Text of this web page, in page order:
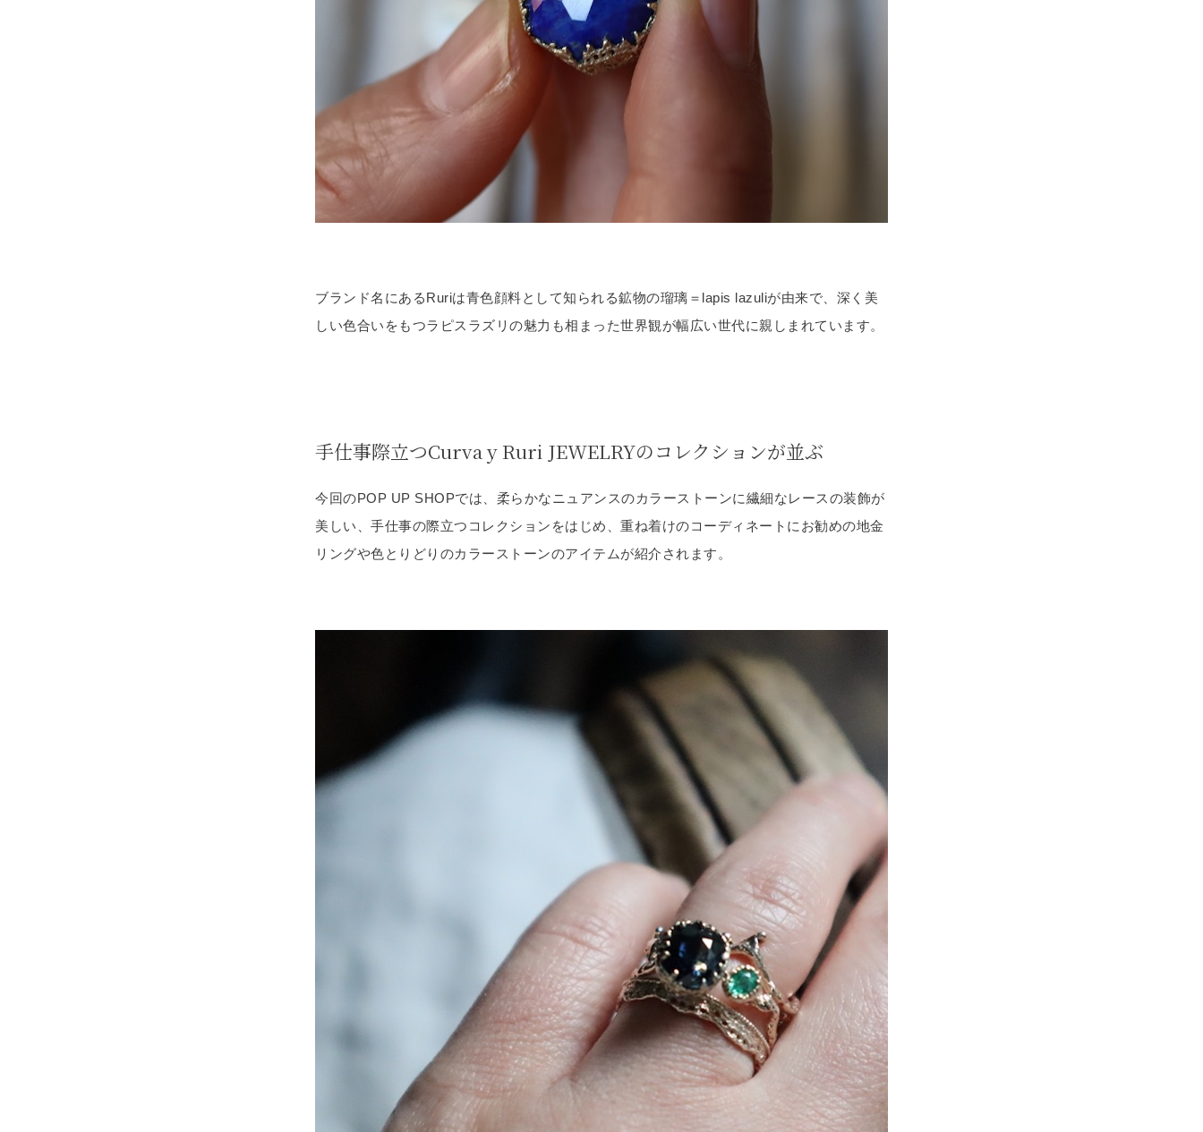
ブランド名にあるRuriは青色顔料として知られる鉱物の瑠璃＝lapis lazuliが由来で、深く美
しい色合いをもつラピスラズリの魅力も相まった世界観が幅広い世代に親しまれています。
手仕事際立つCurva y Ruri JEWELRYのコレクションが並ぶ
今回のPOP UP SHOPでは、柔らかなニュアンスのカラーストーンに繊細なレースの装飾が
美しい、手仕事の際立つコレクションをはじめ、重ね着けのコーディネートにお勧めの地金
リングや色とりどりのカラーストーンのアイテムが紹介されます。